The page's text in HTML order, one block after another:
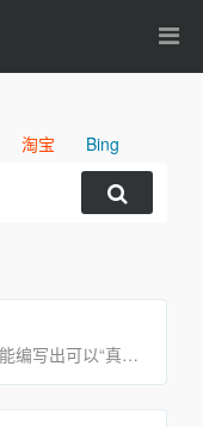
淘宝 Bing
一款适合AI学习入门，同时又能编写出可以“真正运行”的AI代码的人工智能开发工具